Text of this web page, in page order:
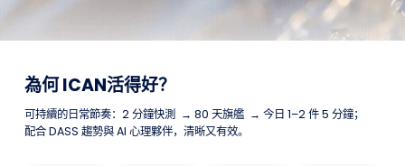
為何 ICAN活得好？
可持續的日常節奏：2 分鐘快測 → 80 天旗艦 → 今日 1–2 件 5 分鐘；
配合 DASS 趨勢與 AI 心理夥伴，清晰又有效。